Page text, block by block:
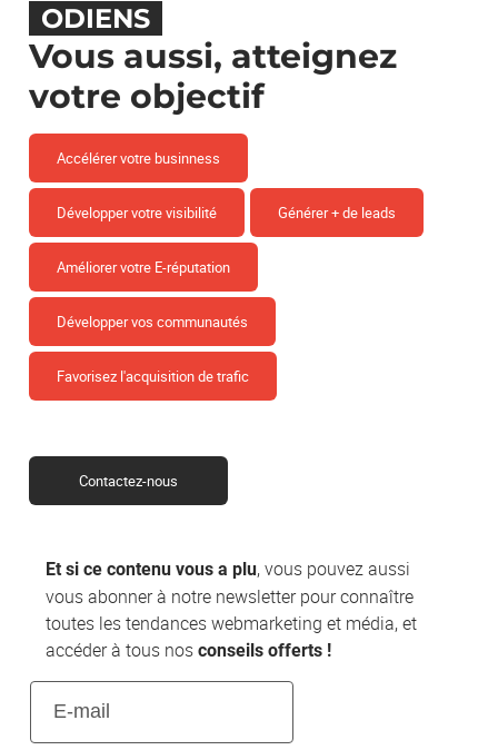
ODIENS
Vous aussi, atteignez
votre objectif
Accélérer votre businness
Développer votre visibilité Générer + de leads
Améliorer votre E-réputation
Développer vos communautés
Favorisez l'acquisition de trafic
Contactez-nous
Et si ce contenu vous a plu, vous pouvez aussi
vous abonner à notre newsletter pour connaître
toutes les tendances webmarketing et média, et
accéder à tous nosconseils offerts !
E-
mail(Nécessaire)